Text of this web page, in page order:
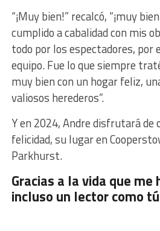
“¡Muy bien!” recalcó, “¡muy
cumplido a cabalidad con mis
todo por los espectadores, por
equipo. Fue lo que siempre
muy bien con un hogar feliz,
valiosos herederos”.
Y en 2024, Andre disfrutará de
felicidad, su lugar en
Parkhurst.
Gracias a la vida que
incluso un lector como